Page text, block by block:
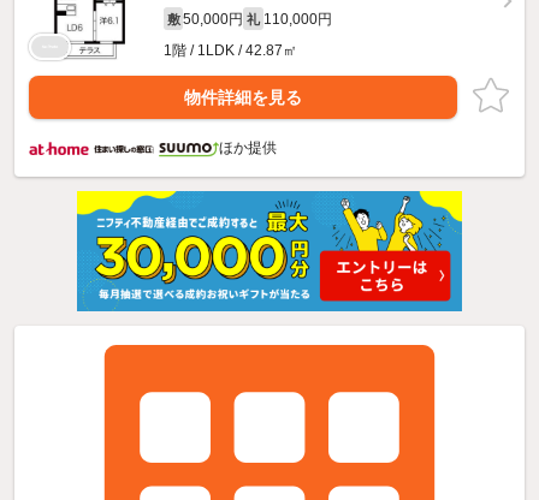
敷 50,000円 礼 110,000円
1階 / 1LDK / 42.87㎡
物件詳細を見る
ほか提供